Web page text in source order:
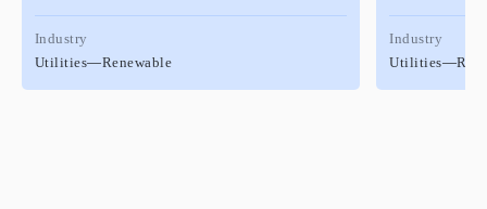
Industry
Utilities—Renewable
Industry